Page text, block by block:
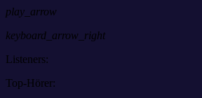
play_arrow
keyboard_arrow_right
Listeners:
Top-Hörer: